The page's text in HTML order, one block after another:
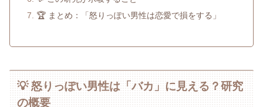
🏆 まとめ：「怒りっぽい男性は恋愛で損をする」
💡 怒りっぽい男性は「バカ」に見える？研究
の概要